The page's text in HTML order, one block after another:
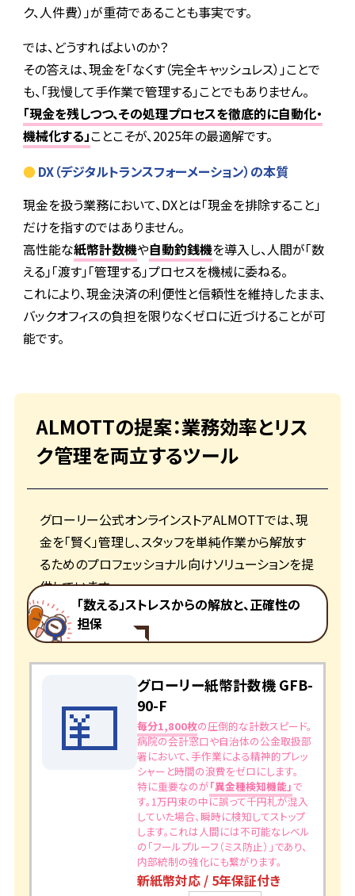
ク、人件費）」が重荷であることも事実です。
では、どうすればよいのか？
その答えは、現金を「なくす（完全キャッシュレス）」ことで
も、「我慢して手作業で管理する」ことでもありません。
「現金を残しつつ、その処理プロセスを徹底的に自動化・
機械化する」ことこそが、2025年の最適解です。
DX（デジタルトランスフォーメーション）の本質
現金を扱う業務において、DXとは「現金を排除すること」
だけを指すのではありません。
高性能な紙幣計数機や自動釣銭機を導入し、人間が「数
える」「渡す」「管理する」プロセスを機械に委ねる。
これにより、現金決済の利便性と信頼性を維持したまま、
バックオフィスの負担を限りなくゼロに近づけることが可
能です。
ALMOTTの提案：業務効率とリス
ク管理を両立するツール
グローリー公式オンラインストアALMOTTでは、現
金を「賢く」管理し、スタッフを単純作業から解放す
るためのプロフェッショナル向けソリューションを提
供しています。
「数える」ストレスからの解放と、正確性の
担保
💴
グローリー紙幣計数機 GFB-
90-F
毎分1,800枚の圧倒的な計数スピード。
病院の会計窓口や自治体の公金取扱部
署において、手作業による精神的プレッ
シャーと時間の浪費をゼロにします。
特に重要なのが「異金種検知機能」で
す。1万円束の中に誤って千円札が混入
していた場合、瞬時に検知してストップ
します。これは人間には不可能なレベル
の「フールプルーフ（ミス防止）」であり、
内部統制の強化にも繋がります。
新紙幣対応 / 5年保証付き